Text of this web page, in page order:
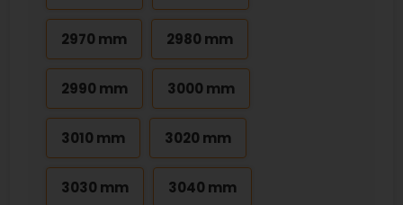
2970 mm 2980 mm
2990 mm 3000 mm
3010 mm 3020 mm
3030 mm 3040 mm